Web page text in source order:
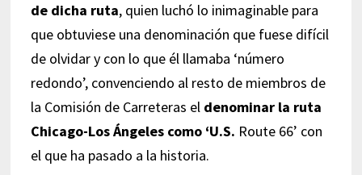
de dicha ruta, quien luchó lo inimaginable para
que obtuviese una denominación que fuese difícil
de olvidar y con lo que él llamaba ‘número
redondo’, convenciendo al resto de miembros de
la Comisión de Carreteras el denominar la ruta
Chicago-Los Ángeles como ‘U.S. Route 66’ con
el que ha pasado a la historia.